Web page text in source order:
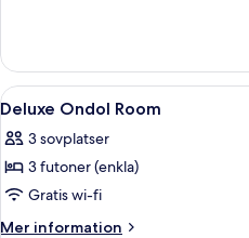
Double
Room
Öppna
alla
foton
för
Deluxe
Ondol
5
Deluxe Ondol Room
3 sovplatser
3 futoner (enkla)
Gratis wi-fi
Mer information
Mer